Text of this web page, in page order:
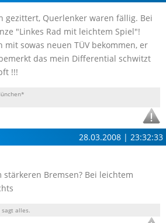
gezittert, Querlenker waren fällig. Bei
"Linkes Rad mit leichtem Spiel"!
sowas neuen TÜV bekommen, er
das mein Differential schwitzt
!!!
28.03.2008 | 23:32:33
Bremsen? Bei leichtem
sagt alles.